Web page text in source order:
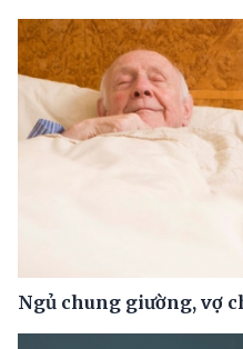
Ngủ chung giường, vợ